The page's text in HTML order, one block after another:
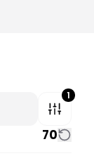
1
70